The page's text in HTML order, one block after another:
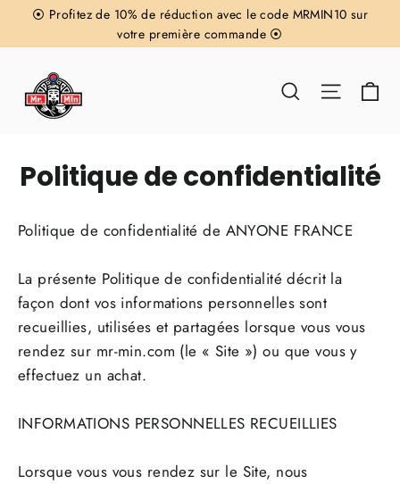
Passer⦿ Profitez de 10% de réduction avec le code MRMIN10 sur
votre première commande ⦿
Rechercher
Politique de confidentialité
Politique de confidentialité de ANYONE FRANCE
La présente Politique de confidentialité décrit la
façon dont vos informations personnelles sont
recueillies, utilisées et partagées lorsque vous vous
rendez sur mr-min.com (le « Site ») ou que vous y
effectuez un achat.
INFORMATIONS PERSONNELLES RECUEILLIES
Lorsque vous vous rendez sur le Site, nous